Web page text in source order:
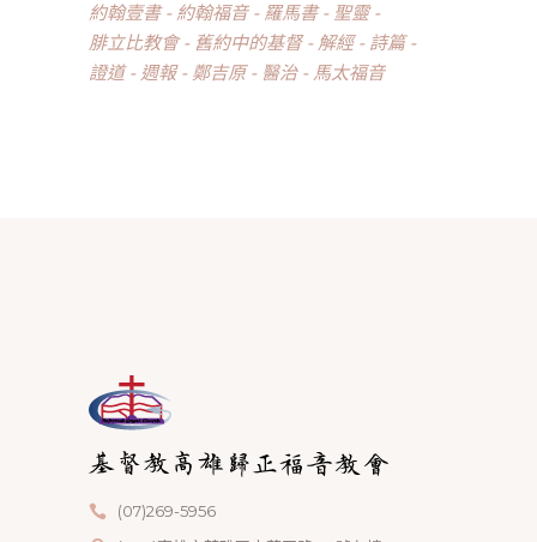
約翰壹書
約翰福音 羅馬書
聖靈
腓立比教會
舊約中的基督 解經
詩篇
證道
週報 鄭吉原 醫治 馬太福音
(07)269-5956